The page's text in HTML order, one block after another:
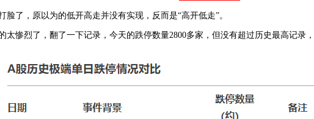
脸了，原以为的低开高走并没有实现，反而是“高开低走”。
太惨烈了，翻了一下记录，今天的跌停数量2800多家，但没有超过历史最高记录，